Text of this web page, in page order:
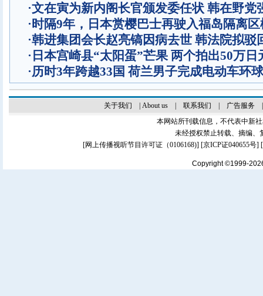
·文在寅为新内阁长官颁发委任状 韩在野党
·时隔9年，日本赏樱巴士再驶入福岛隔离
·韩进集团会长赵亮镐因病去世 韩法院拟驳
· 日本宫崎县“太阳蛋”芒果 两个拍出50万日
·历时3年跨越33国 荷兰男子完成电动车环
关于我们 About us| 联系我们 广告服务
本网站所刊载信息，不代表中新
未经授权禁止转载、摘编、
[网上传播视听节目许可证（0106168)] [京ICP证040655号]
Copyright ©1999-